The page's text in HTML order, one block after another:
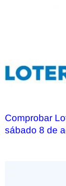
Comprobar
sábado 8 de